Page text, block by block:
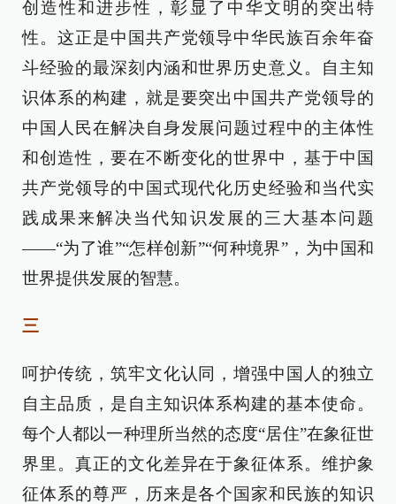
创造性和进步性，彰显了中华文明的突出特
性。这正是中国共产党领导中华民族百余年奋
斗经验的最深刻内涵和世界历史意义。自主知
识体系的构建，就是要突出中国共产党领导的
中国人民在解决自身发展问题过程中的主体性
和创造性，要在不断变化的世界中，基于中国
共产党领导的中国式现代化历史经验和当代实
践成果来解决当代知识发展的三大基本问题
——“为了谁”“怎样创新”“何种境界”，为中国和
世界提供发展的智慧。
三
呵护传统，筑牢文化认同，增强中国人的独立
自主品质，是自主知识体系构建的基本使命。
每个人都以一种理所当然的态度“居住”在象征世
界里。真正的文化差异在于象征体系。维护象
征体系的尊严，历来是各个国家和民族的知识